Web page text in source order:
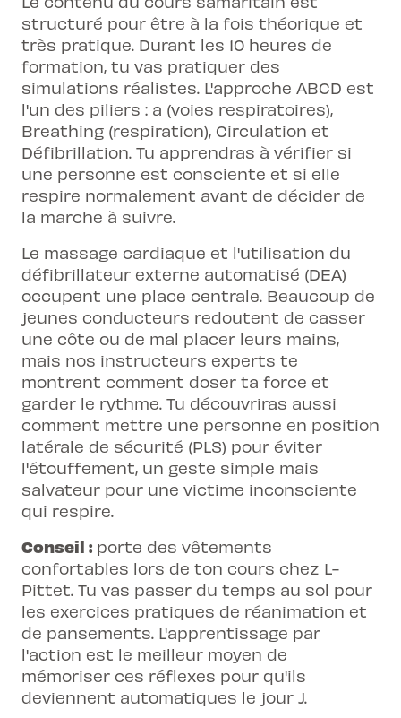
structuré pour être à la fois théorique et
très pratique. Durant les 10 heures de
formation, tu vas pratiquer des
simulations réalistes. L'approche ABCD est
l'un des piliers : a (voies respiratoires),
Breathing (respiration), Circulation et
Défibrillation. Tu apprendras à vérifier si
une personne est consciente et si elle
respire normalement avant de décider de
la marche à suivre.
Le massage cardiaque et l'utilisation du
défibrillateur externe automatisé (DEA)
occupent une place centrale. Beaucoup de
jeunes conducteurs redoutent de casser
une côte ou de mal placer leurs mains,
mais nos instructeurs experts te
montrent comment doser ta force et
garder le rythme. Tu découvriras aussi
comment mettre une personne en position
latérale de sécurité (PLS) pour éviter
l'étouffement, un geste simple mais
salvateur pour une victime inconsciente
qui respire.
Conseil : porte des vêtements
confortables lors de ton cours chez L-
Pittet. Tu vas passer du temps au sol pour
les exercices pratiques de réanimation et
de pansements. L'apprentissage par
l'action est le meilleur moyen de
mémoriser ces réflexes pour qu'ils
deviennent automatiques le jour J.